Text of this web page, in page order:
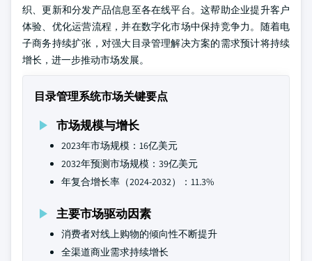
织、更新和分发产品信息至各在线平台。这帮助企业提升客户
体验、优化运营流程，并在数字化市场中保持竞争力。随着电
子商务持续扩张，对强大目录管理解决方案的需求预计将持续
增长，进一步推动市场发展。
目录管理系统市场关键要点
市场规模与增长
2023年市场规模：16亿美元
2032年预测市场规模：39亿美元
年复合增长率（2024-2032）：11.3%
主要市场驱动因素
消费者对线上购物的倾向性不断提升
全渠道商业需求持续增长